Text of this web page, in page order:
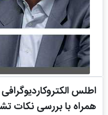
اطلس
همراه با بررسی نکات